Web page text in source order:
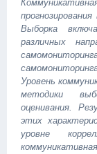
Выборка
различных
Уровень
методики
оценивания.
этих
уровне